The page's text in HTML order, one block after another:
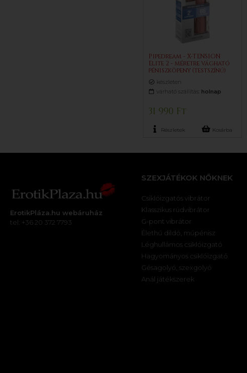
Pipedream - X-TENSION
Elite 2 - méretre vágható
péniszköpeny (testszínű)
készleten
várható szállítás: holnap
31 990 Ft
Részletek Kosárba
ErotikPláza.hu webáruház
tel: +36 20 372 7793
SZEXJÁTÉKOK NŐKNEK
Csiklóizgatós vibrátor
Klasszikus rúdvibrátor
G-pont vibrátor
Élethű dildó, műpénisz
Léghullámos csiklóizgató
Hagyományos csiklóizgató
Gésagolyó, szexgolyó
Anál játékszerek